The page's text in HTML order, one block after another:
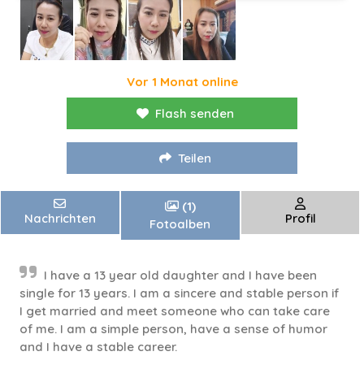
Vor 1 Monat online
Flash senden
Teilen
Nachrichten
(1)
Fotoalben
Profil
I have a 13 year old daughter and I have been
single for 13 years. I am a sincere and stable person if
I get married and meet someone who can take care
of me. I am a simple person, have a sense of humor
and I have a stable career.